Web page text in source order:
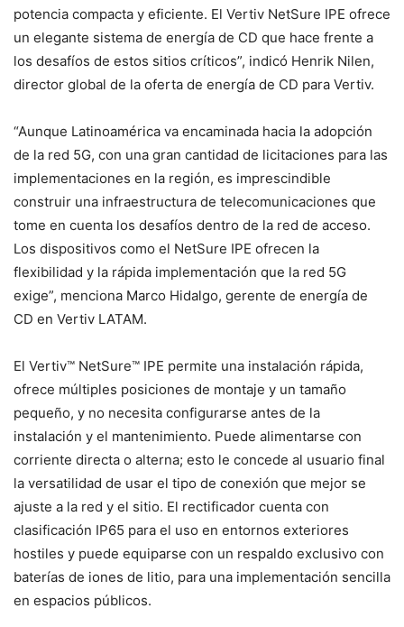
potencia compacta y eficiente. El Vertiv NetSure IPE ofrece
un elegante sistema de energía de CD que hace frente a
los desafíos de estos sitios críticos”, indicó Henrik Nilen,
director global de la oferta de energía de CD para Vertiv.
“Aunque Latinoamérica va encaminada hacia la adopción
de la red 5G, con una gran cantidad de licitaciones para las
implementaciones en la región, es imprescindible
construir una infraestructura de telecomunicaciones que
tome en cuenta los desafíos dentro de la red de acceso.
Los dispositivos como el NetSure IPE ofrecen la
flexibilidad y la rápida implementación que la red 5G
exige”, menciona Marco Hidalgo, gerente de energía de
CD en Vertiv LATAM.
El Vertiv™ NetSure™ IPE permite una instalación rápida,
ofrece múltiples posiciones de montaje y un tamaño
pequeño, y no necesita configurarse antes de la
instalación y el mantenimiento. Puede alimentarse con
corriente directa o alterna; esto le concede al usuario final
la versatilidad de usar el tipo de conexión que mejor se
ajuste a la red y el sitio. El rectificador cuenta con
clasificación IP65 para el uso en entornos exteriores
hostiles y puede equiparse con un respaldo exclusivo con
baterías de iones de litio, para una implementación sencilla
en espacios públicos.